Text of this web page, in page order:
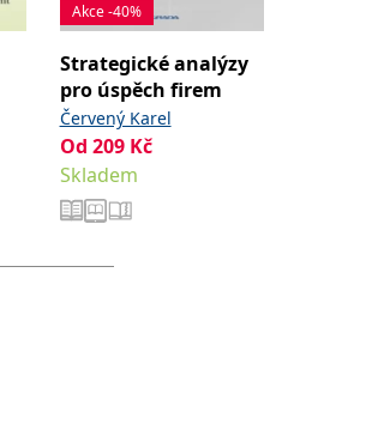
Akce -40%
Strategické analýzy
pro úspěch firem
Červený Karel
Od 209 Kč
Skladem